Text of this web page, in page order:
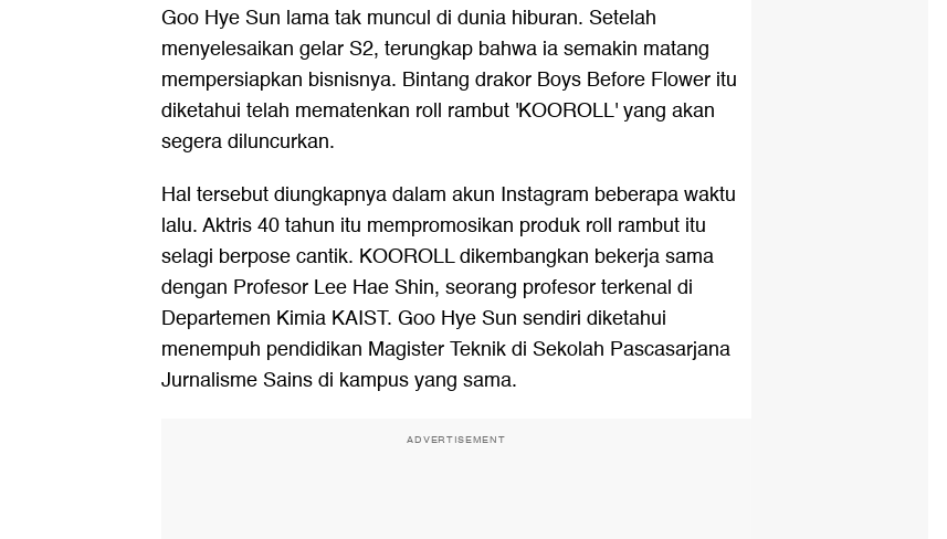
Goo Hye Sun lama tak muncul di dunia hiburan. Setelah
menyelesaikan gelar S2, terungkap bahwa ia semakin matang
mempersiapkan bisnisnya. Bintang drakor Boys Before Flower itu
diketahui telah mematenkan roll rambut 'KOOROLL' yang akan
segera diluncurkan.
Hal tersebut diungkapnya dalam akun Instagram beberapa waktu
lalu. Aktris 40 tahun itu mempromosikan produk roll rambut itu
selagi berpose cantik. KOOROLL dikembangkan bekerja sama
dengan Profesor Lee Hae Shin, seorang profesor terkenal di
Departemen Kimia KAIST. Goo Hye Sun sendiri diketahui
menempuh pendidikan Magister Teknik di Sekolah Pascasarjana
Jurnalisme Sains di kampus yang sama.
ADVERTISEMENT